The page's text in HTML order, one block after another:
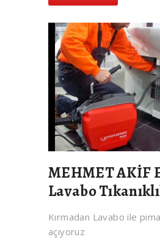
MEHMET AKİF
Lavabo
Kırmadan Lavabo ile
açıyoruz